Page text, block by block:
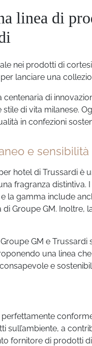
linea di
nei prodotti di
per lanciare una
centenaria di
di vita milanese.
in confezioni
e sensibilità
hotel di Trussardi è
fragranza
la gamma include
Groupe GM. Inoltre,
GM e
una linea
e
sull’ambiente, a
fornitore di prodotti